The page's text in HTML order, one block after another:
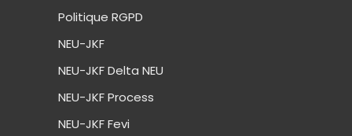
Politique RGPD
NEU-JKF
NEU-JKF Delta NEU
NEU-JKF Process
NEU-JKF Fevi